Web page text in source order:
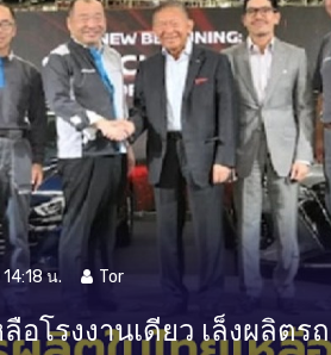
น. Tor
อโรงงานเดียว เล็งผลิต